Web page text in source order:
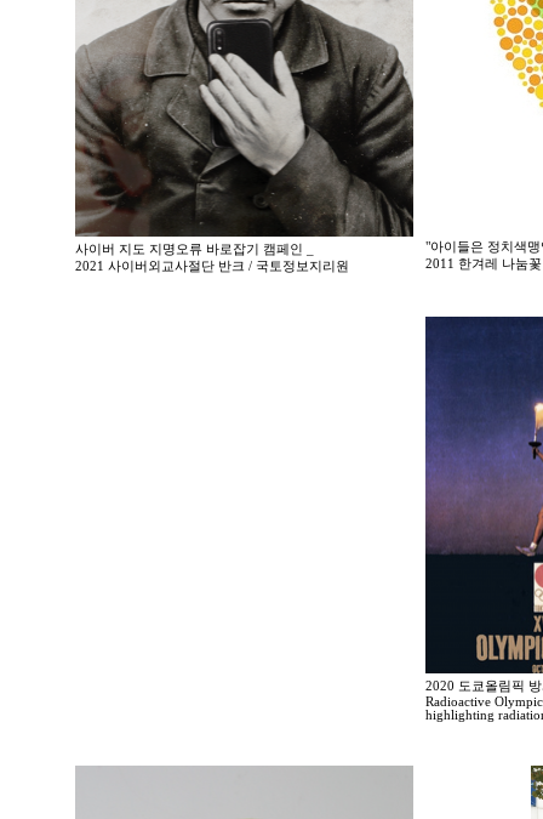
사이버 지도 지명오류 바로잡기 캠페인 _
2021 사이버외교사절단 반크 / 국토정보지리원
"아이들은 정치색
2011 한겨레 나눔
2020 도쿄올림픽
Radioactive
highlighting